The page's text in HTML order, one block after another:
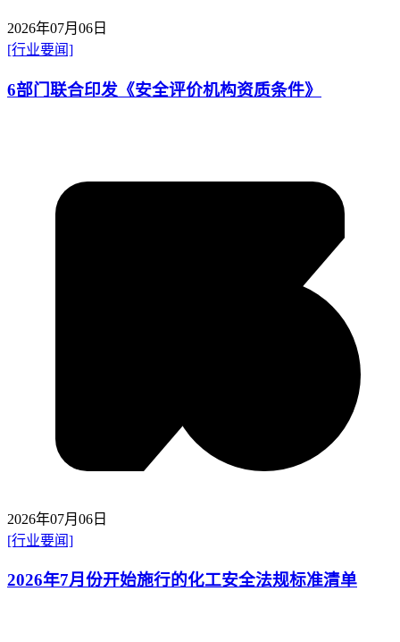
2026年07月06日
[行业要闻]
6部门联合印发《安全评价机构资质条件》
2026年07月06日
[行业要闻]
2026年7月份开始施行的化工安全法规标准清单